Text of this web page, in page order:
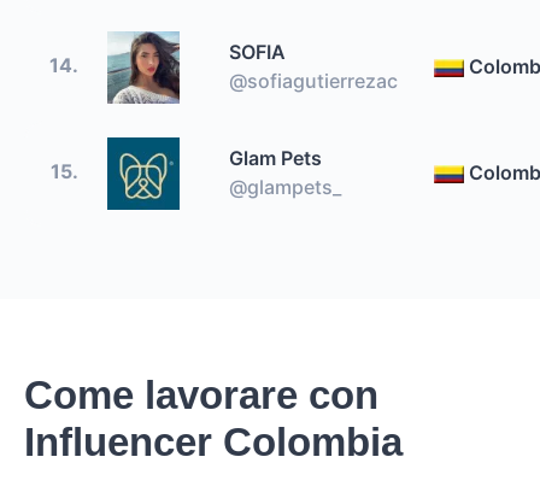
14.
SOFIA
@sofiagutierrezac
15.
Glam Pets
@glampets_
Come lavorare con
Influencer Colombia